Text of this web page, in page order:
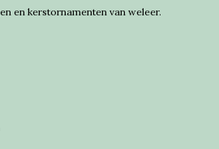
en kerstornamenten van weleer.